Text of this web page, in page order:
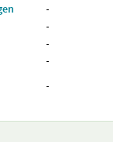
-
-
-
-
-